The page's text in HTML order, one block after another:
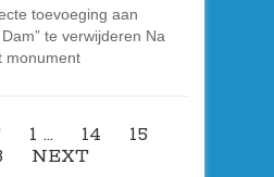
toevoeging aan
te verwijderen Na
monument
1 … 14
15
NEXT